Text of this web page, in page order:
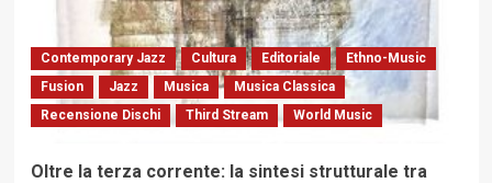
Contemporary Jazz Cultura Editoriale
Ethno-Music
Fusion
Jazz Musica
Musica Classica
Recensione Dischi
Third Stream World Music
Oltre la terza corrente: la sintesi strutturale tra